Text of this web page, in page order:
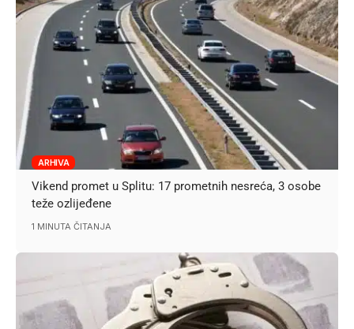
ARHIVA
Vikend promet u Splitu: 17 prometnih nesreća, 3 osobe
teže ozlijeđene
1 MINUTA ČITANJA